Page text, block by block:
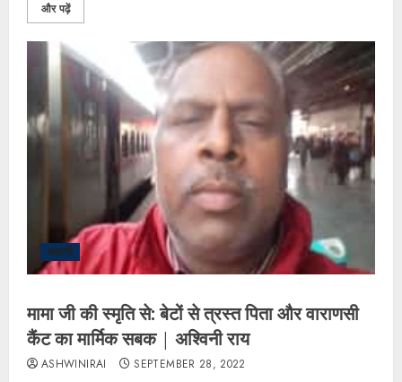
और पढ़ें
कहानी
मामा जी की स्मृति से: बेटों से त्रस्त पिता और वाराणसी
कैंट का मार्मिक सबक | अश्विनी राय
ASHWINIRAI SEPTEMBER 28, 2022